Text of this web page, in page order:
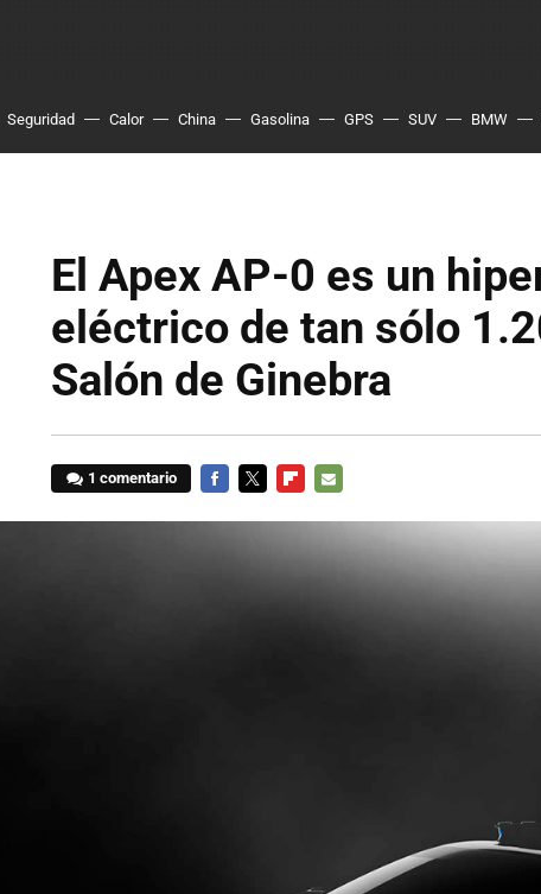
Seguridad Calor China Gasolina GPS SUV BMW
El Apex AP-0 es un
eléctrico de tan sólo
Salón de Ginebra
1 comentario